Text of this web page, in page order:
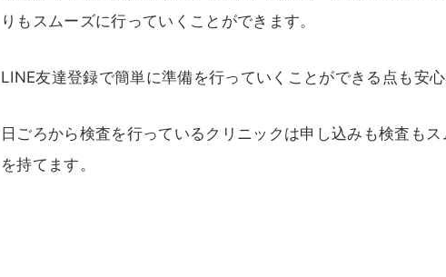
りもスムーズに行っていくことができます。
LINE友達登録で簡単に準備を行っていくことができる点も安心
日ごろから検査を行っているクリニックは申し込みも検査も
を持てます。